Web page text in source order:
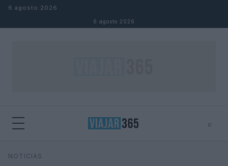
Saltar al contenido
6 agosto 2026
6 agosto 2026
⌕
Buscar
NOTICIAS